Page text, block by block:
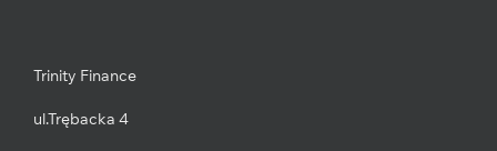
Trinity Finance
ul.Trębacka 4